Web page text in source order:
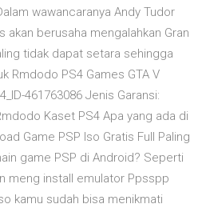
wawancaranya Andy Tudor
akan berusaha mengalahkan Gran
tidak dapat setara sehingga
Rmdodo PS4 Games GTA V
461763086 Jenis Garansi:
Kaset PS4 Apa yang ada di
Game PSP Iso Gratis Full Paling
game PSP di Android? Seperti
meng install emulator Ppsspp
kamu sudah bisa menikmati